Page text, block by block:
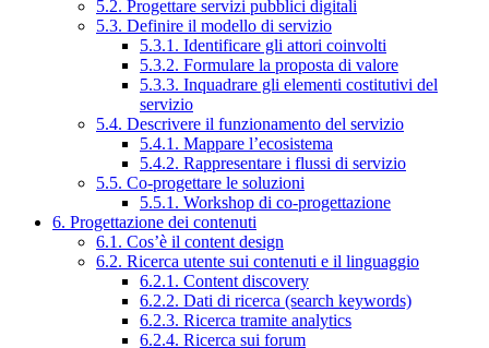
5.2. Progettare servizi pubblici digitali
5.3. Definire il modello di servizio
5.3.1. Identificare gli attori coinvolti
5.3.2. Formulare la proposta di valore
5.3.3. Inquadrare gli elementi costitutivi del
servizio
5.4. Descrivere il funzionamento del servizio
5.4.1. Mappare l’ecosistema
5.4.2. Rappresentare i flussi di servizio
5.5. Co-progettare le soluzioni
5.5.1. Workshop di co-progettazione
6. Progettazione dei contenuti
6.1. Cos’è il content design
6.2. Ricerca utente sui contenuti e il linguaggio
6.2.1. Content discovery
6.2.2. Dati di ricerca (search keywords)
6.2.3. Ricerca tramite analytics
6.2.4. Ricerca sui forum